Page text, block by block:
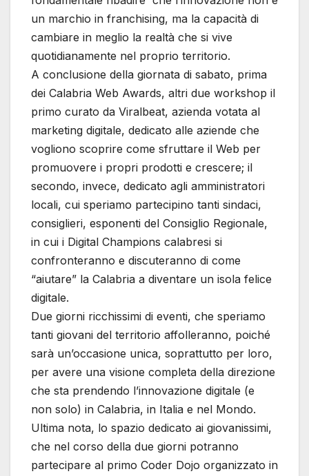
un marchio in franchising, ma la capacità di
cambiare in meglio la realtà che si vive
quotidianamente nel proprio territorio.
A conclusione della giornata di sabato, prima
dei Calabria Web Awards, altri due workshop il
primo curato da Viralbeat, azienda votata al
marketing digitale, dedicato alle aziende che
vogliono scoprire come sfruttare il Web per
promuovere i propri prodotti e crescere; il
secondo, invece, dedicato agli amministratori
locali, cui speriamo partecipino tanti sindaci,
consiglieri, esponenti del Consiglio Regionale,
in cui i Digital Champions calabresi si
confronteranno e discuteranno di come
“aiutare” la Calabria a diventare un isola felice
digitale.
Due giorni ricchissimi di eventi, che speriamo
tanti giovani del territorio affolleranno, poiché
sarà un’occasione unica, soprattutto per loro,
per avere una visione completa della direzione
che sta prendendo l’innovazione digitale (e
non solo) in Calabria, in Italia e nel Mondo.
Ultima nota, lo spazio dedicato ai giovanissimi,
che nel corso della due giorni potranno
partecipare al primo Coder Dojo organizzato in